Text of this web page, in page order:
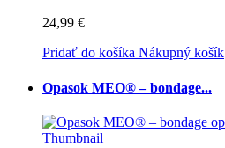
24,99 €
Pridať do košíka Nákupný košík
Opasok MEO® – bondage...